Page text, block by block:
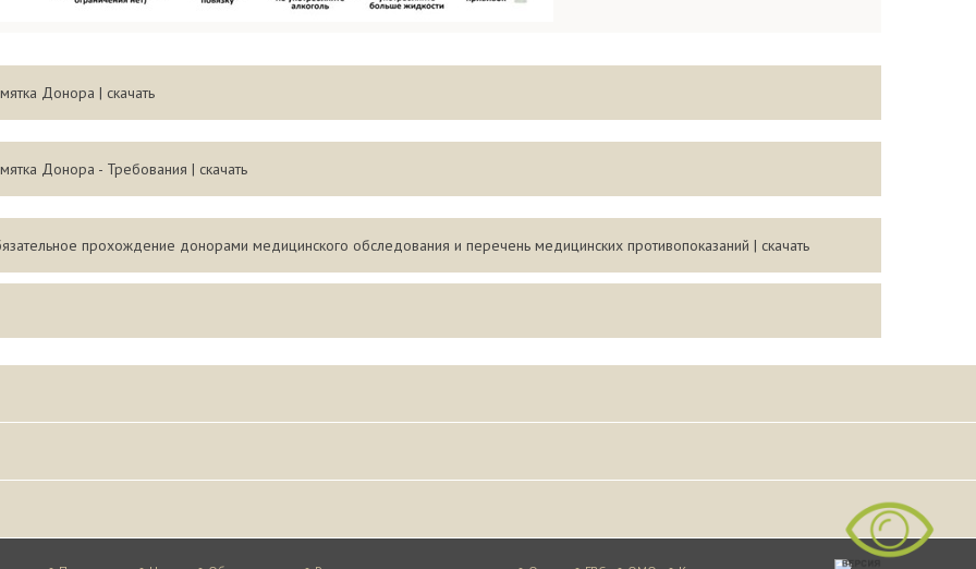
Донора | скачать
Донора - Требования | скачать
прохождение донорами медицинского обследования и перечень медицинских противопоказаний | скачать